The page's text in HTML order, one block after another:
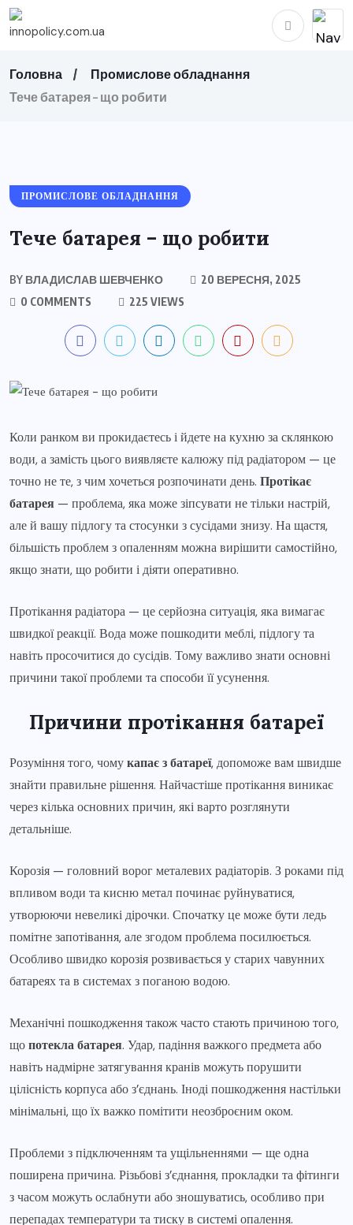
Головна
Промислове обладнання
Тече батарея – що робити
ПРОМИСЛОВЕ ОБЛАДНАННЯ
Тече батарея – що робити
BY ВЛАДИСЛАВ ШЕВЧЕНКО
20 ВЕРЕСНЯ, 2025
0 COMMENTS
225 VIEWS
Коли ранком ви прокидаєтесь і йдете на кухню за склянкою
води, а замість цього виявляєте калюжу під радіатором — це
точно не те, з чим хочеться розпочинати день. Протікає
батарея — проблема, яка може зіпсувати не тільки настрій,
але й вашу підлогу та стосунки з сусідами знизу. На щастя,
більшість проблем з опаленням можна вирішити самостійно,
якщо знати, що робити і діяти оперативно.
Протікання радіатора — це серйозна ситуація, яка вимагає
швидкої реакції. Вода може пошкодити меблі, підлогу та
навіть просочитися до сусідів. Тому важливо знати основні
причини такої проблеми та способи її усунення.
Причини протікання батареї
Розуміння того, чомукапає з батареї, допоможе вам швидше
знайти правильне рішення. Найчастіше протікання виникає
через кілька основних причин, які варто розглянути
детальніше.
Корозія — головний ворог металевих радіаторів. З роками під
впливом води та кисню метал починає руйнуватися,
утворюючи невеликі дірочки. Спочатку це може бути ледь
помітне запотівання, але згодом проблема посилюється.
Особливо швидко корозія розвивається у старих чавунних
батареях та в системах з поганою водою.
Механічні пошкодження також часто стають причиною того,
щопотекла батарея. Удар, падіння важкого предмета або
навіть надмірне затягування кранів можуть порушити
цілісність корпуса або з’єднань. Іноді пошкодження настільки
мінімальні, що їх важко помітити неозброєним оком.
Проблеми з підключенням та ущільненнями — ще одна
поширена причина. Різьбові з’єднання, прокладки та фітинги
з часом можуть ослабнути або зношуватись, особливо при
перепадах температури та тиску в системі опалення.